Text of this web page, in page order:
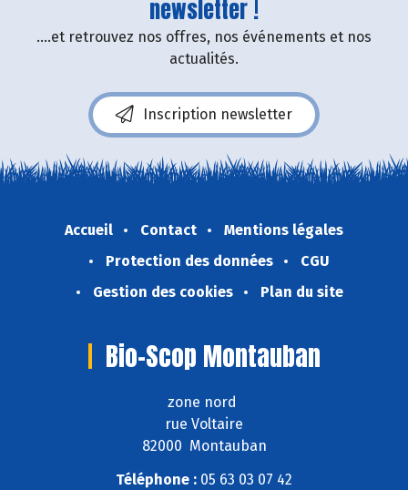
newsletter !
....et retrouvez nos offres, nos événements et nos
actualités.
Inscription newsletter
Accueil Contact
Mentions légales
Protection des données
CGU
Gestion des cookies
Plan du site
Bio-Scop Montauban
zone nord
rue Voltaire
82000 Montauban
Téléphone : 05 63 03 07 42